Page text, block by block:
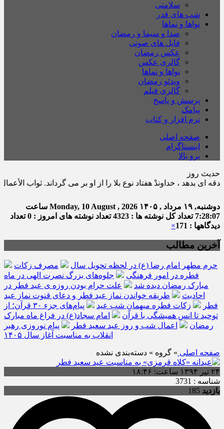
سلامتی
شب های قدر
نواها و نماها
صدا و سیما و رمضان
فایل های صوتی
عکس رمضان
گالری عکس
نواها و نماها
ویدئو رمضان
گالری فیلم
پرسش و پاسخ
پیامک
نرم افزار و کتاب
صفحه اصلی
اینستاگرام
برو بالا
حدیث روز
هفتاد نوع بلا را از او بر مى گرداند. ثواب الأعمال : ص ١٧١ ح
دوشنبه, ۱۹ مرداد , ۱۴۰۵ Monday, 10 August , 2026 ساعت
7:28:07 تعداد کل نوشته ها : 4323 تعداد نوشته های امروز : 0
تعداد
دیدگاهها : 171
×
آخرین مطالب
حرم مطهر امام رضا (ع) در لحظه تحویل سال
مصرف زکات
فطره در امور فرهنگی
جلوه‌های بزرگ نصرت الهی در ماه
مبارک رمضان دیده شد
علت حرام بودن روزه ی عید فطر در
احادیث
طریقه خواندن نماز عید فطر و دعای قنوت نماز عید
فطر
زکات فطره میهمانِ شب عید
پیام‌های جزء ۳۰ قرآن؛ از
توحید تا انس همیشگی با قرآن
امام سجاد(ع) در فراغ ماه مبارک
رمضان
اعمال شب و روز عید سعید فطر
پیام نوروزی رهبر
انقلاب به مناسبت آغاز سال ۱۴۰۵
صفحه اصلی » گروه » دسته‌بندی نشده
۲۴ تیر ۱۳۹۴ ساعت: ۱۸:۴۶
شناسه : 3731
بازدید 185